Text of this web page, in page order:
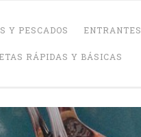
Y PESCADOS ENTRANTES
RÁPIDAS Y BÁSICAS